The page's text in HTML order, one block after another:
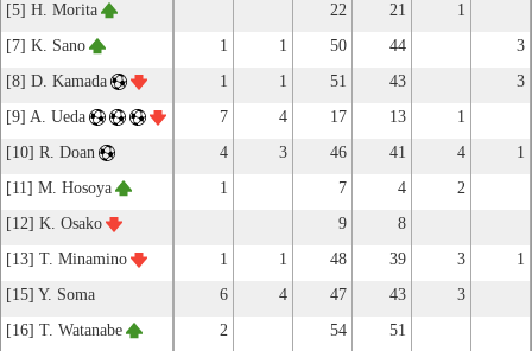
[5] H. Morita
22 21
1
[7] K. Sano
1 1 50 44
3
[8] D. Kamada
1 1 51 43
3
[9] A. Ueda
7 4 17 13
1
[10] R. Doan
4 3 46 41 4
1
[11] M. Hosoya
1 7 4
2
[12] K. Osako
9
8
[13] T. Minamino
1 1 48 39 3
1
[15] Y. Soma
6 4 47 43
3
[16] T. Watanabe
2 54
51